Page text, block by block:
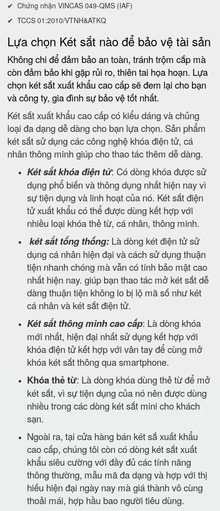
✔ Chứng nhận VINCAS 049-QMS (IAF)
✔ TCCS 01:2010/VTNH&ATKQ
Lựa chọn Két sắt nào để bảo vệ tài sản
Không chi để đảm bảo an toàn, tránh trộm cắp mà
còn đảm bảo khi gặp rủi ro, thiên tai họa hoạn. Lựa
chọn két sắt xuất khẩu cao cấp sẽ đem lại cho bạn
và công ty, gia đình sự bảo vệ tốt nhất.
Két sắt xuất khẩu cao cấp có kiểu dáng và chủng
loại đa dạng dễ dàng cho bạn lựa chọn. Sản phẩm
két sắt sử dụng các công nghệ khóa điện tử, cá
nhân thông minh giúp cho thao tác thêm dễ dàng.
Két sắt khóa điện tử: Có dòng khóa được sử
dụng phổ biến và thông dụng nhất hiện nay vì
sự tiện dụng và linh hoạt của nó. Két sắt điện
tử xuất khẩu có thể được dùng kết hợp với
nhiều loại khóa thẻ từ, cá nhân, thông minh.
két sắt tổng thống: Là dòng két điện tử sử
dụng cá nhân hiện đại và cách sử dụng thuận
tiện nhanh chóng mà vẫn có tính bảo mật cao
nhất hiện nay. giúp bạn thao tác mở két sắt dễ
dàng thuận tiện không lo bị lộ mã số như két
cá nhân và két sắt điện tử.
Két sắt thông minh cao cấp: Là dòng khóa
mới nhất, hiện đại nhất sử dụng kết hợp với
khóa điện tử kết hợp với vân tay để cùng mở
khóa két sắt thông qua smartphone.
Khóa thẻ từ: Là dòng khóa dùng thẻ từ để mở
két sắt, vì sự tiện dụng của nó nên được dùng
nhiều trong các dòng két sắt mini cho khách
sạn.
Ngoài ra, tại cửa hàng bán két sắ xuất khẩu
cao cấp, chúng tôi còn có dòng két sắt xuất
khẩu siêu cường với đầy đủ các tính năng
thông thường, mẫu mã đa dạng và hợp với thị
hiếu hiện đại ngày nay mà giá thành vô cùng
thoải mái, hợp hầu bao người tiêu dùng.